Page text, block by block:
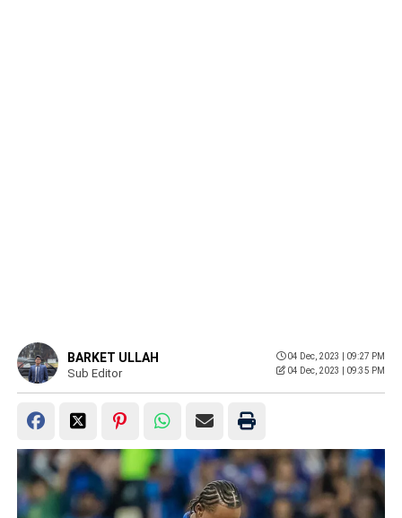
BARKET ULLAH
Sub Editor
04 Dec, 2023 | 09:27 PM
04 Dec, 2023 | 09:35 PM